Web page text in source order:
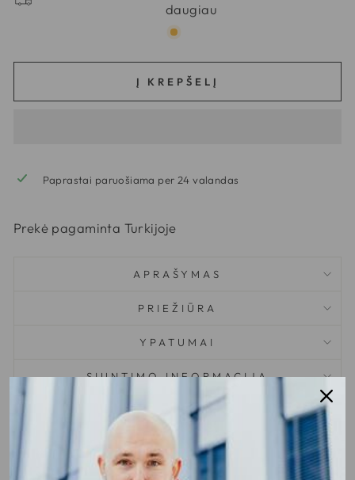
daugiau
Į KREPŠELĮ
Paprastai paruošiama per 24 valandas
Prekė pagaminta Turkijoje
APRAŠYMAS
PRIEŽIŪRA
YPATUMAI
SIUNTIMO INFORMACIJA
TURI KLAUSIMŲ?